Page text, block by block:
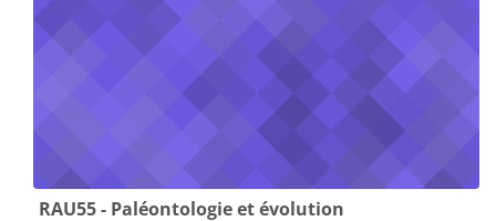
RAU55 - Paléontologie et évolution